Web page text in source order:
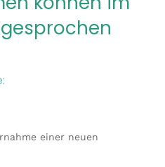
einer neuen